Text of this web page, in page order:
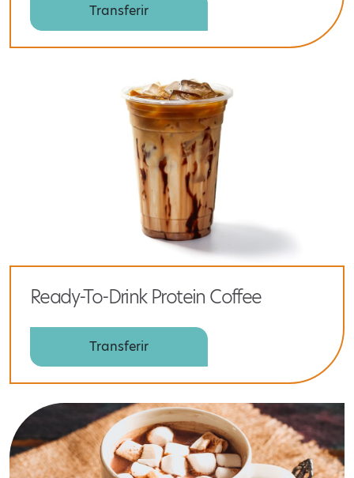
Transferir
Ready-To-Drink Protein Coffee
Transferir